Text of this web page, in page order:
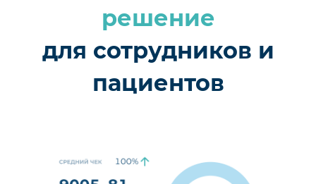
решение
для сотрудников и
пациентов